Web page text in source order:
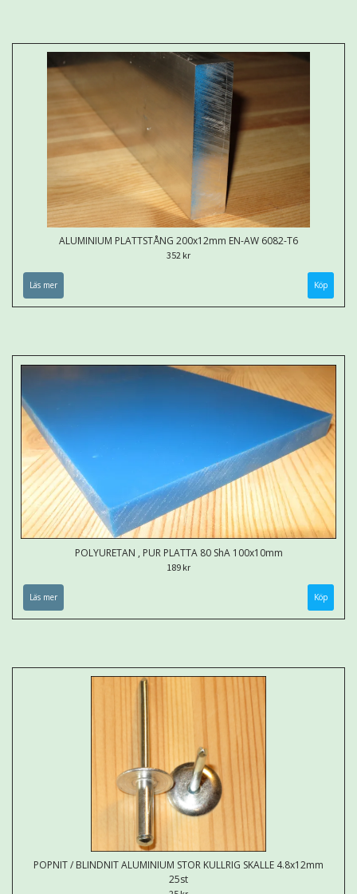
ALUMINIUM PLATTSTÅNG 200x12mm EN-AW 6082-T6
352 kr
Läs mer Köp
POLYURETAN , PUR PLATTA 80 ShA 100x10mm
189 kr
Läs mer Köp
POPNIT / BLINDNIT ALUMINIUM STOR KULLRIG SKALLE 4.8x12mm
25st